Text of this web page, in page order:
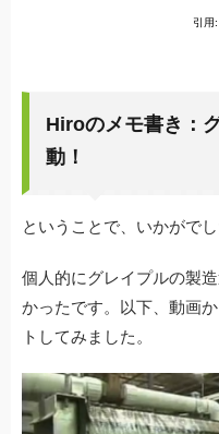
引用:
Hiroのメモ書き：
動！
ということで、いかがでし
個人的にグレイプルの製
かったです。以下、動画
トしてみました。